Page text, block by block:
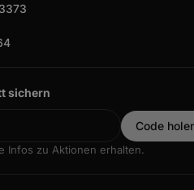
sichern
Infos zu Aktionen erhalten.